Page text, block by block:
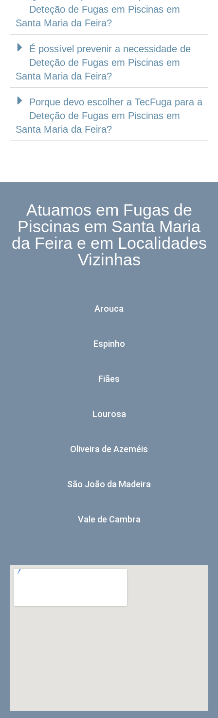
Deteção de Fugas em Piscinas em
Santa Maria da Feira?
É possível prevenir a necessidade de
Deteção de Fugas em Piscinas em
Santa Maria da Feira?
Porque devo escolher a TecFuga para a
Deteção de Fugas em Piscinas em
Santa Maria da Feira?
Atuamos em Fugas de
Piscinas em Santa Maria
da Feira e em Localidades
Vizinhas
Arouca
Espinho
Fiães
Lourosa
Oliveira de Azeméis
São João da Madeira
Vale de Cambra